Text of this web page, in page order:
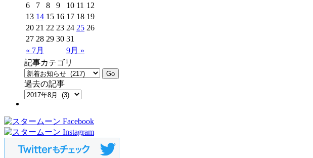
« 7月 9月 »
6
7 8 9 10 11 12
13 14 15 16 17 18 19
20 21 22 23 24 25 26
27 28 29 30 31
記事カテゴリ
過去の記事